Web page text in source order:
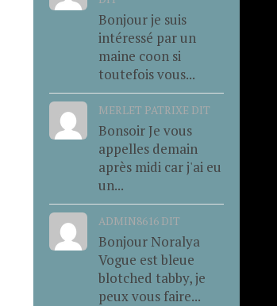
Bonjour je suis
intéressé par un
maine coon si
toutefois vous...
MERLET PATRIXE DIT
Bonsoir Je vous
appelles demain
après midi car j'ai eu
un...
ADMIN8616 DIT
Bonjour Noralya
Vogue est bleue
blotched tabby, je
peux vous faire...